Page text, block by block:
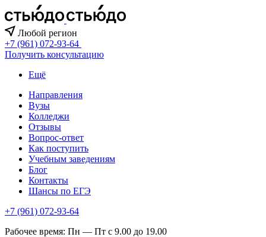
Любой регион
+7 (961) 072-93-64
Получить консультацию
Ещё
Направления
Вузы
Колледжи
Отзывы
Вопрос-ответ
Как поступить
Учебным заведениям
Блог
Контакты
Шансы по ЕГЭ
+7 (961) 072-93-64
Рабочее время: Пн — Пт с 9.00 до 19.00